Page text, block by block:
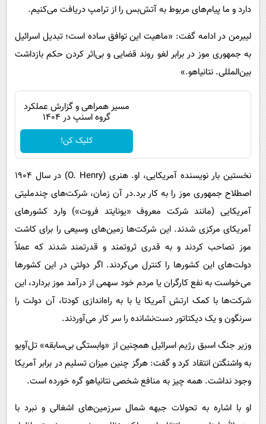
دارد و ما پیام‌های مربوط به آتش‌بس را از ترامپ دریافت می‌کنیم.
لیبرمن در ادامه گفت: «ماهیت این توافق ساده است؛ تبدیل اسرائیل
به جمهوری موز در برابر لغو روند قضایی و بی‌اثر کردن حکم بازداشت
بین‌المللی. نتانیاهو.»
مسیر همراهی و گزارش عملکرد
گروه اسنپ در ۱۴۰۴
کلیک کن!
نخستین بار نویسنده آمریکایی، او. هنری (O. Henry) در سال ۱۹۰۴
اصطلاح جمهوری موز را به کار برد.در آن زمان، شرکت‌های چندملیتی
آمریکایی (مانند شرکت معروف «یونایتد فروت») وارد کشورهای
آمریکای مرکزی شدند. این شرکت‌ها زمین‌های وسیعی را برای کاشت
موز تصاحب کردند و به قدری ثروتمند و قدرتمند شدند که عملاً
دولت‌های این کشورها را کنترل می‌کردند. اگر دولتی در این کشورها
می‌خواست به نفع کارگران یا مردم خود سهمی از درآمد موز بردارد، این
شرکت‌ها با کمک ارتش آمریکا یا با به راه‌اندازی کودتا، آن دولت را
سرنگون و یک دیکتاتور دست‌نشانده را سر کار می‌آوردند.
وزیر جنگ اسبق رژیم اسرائیل همچنین از «وابستگی بی‌سابقه» تل‌آویو
به واشنگتن انتقاد کرد و گفت: هرگز چنین میزان تسلیم در برابر آمریکا
وجود نداشت. همه چیز به منافع شخصی نتانیاهو گره خورده است.
او با اشاره به تحولات جبهه شمال سرزمین‌های اشغالی و نبرد با